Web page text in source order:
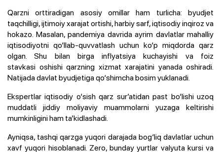
Qarzni orttiradigan asosiy omillar ham turlicha: byudjet
taqchilligi, ijtimoiy xarajat ortishi, harbiy sarf, iqtisodiy inqiroz va
hokazo. Masalan, pandemiya davrida ayrim davlatlar mahalliy
iqtisodiyotni qo‘llab-quvvatlash uchun ko‘p miqdorda qarz
olgan. Shu bilan birga inflyatsiya kuchayishi va foiz
stavkasi oshishi qarzning xizmat xarajatini yanada oshiradi.
Natijada davlat byudjetiga qo‘shimcha bosim yuklanadi.
Ekspertlar iqtisodiy o‘sish qarz sur’atidan past bo‘lishi uzoq
muddatli jiddiy moliyaviy muammolarni yuzaga keltirishi
mumkinligini ham ta’kidlashadi.
Ayniqsa, tashqi qarzga yuqori darajada bog‘liq davlatlar uchun
xavf yuqori hisoblanadi. Zero, bunday yurtlar valyuta kursi va